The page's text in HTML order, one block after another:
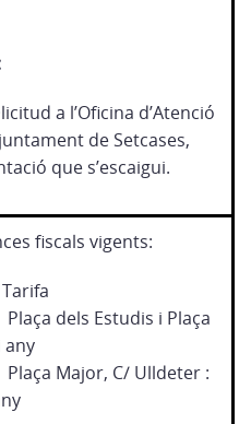
a l’Oficina d’Atenció
de Setcases,
que s’escaigui.
fiscals vigents:
dels Estudis i Plaça
any
Major, C/ Ulldeter :